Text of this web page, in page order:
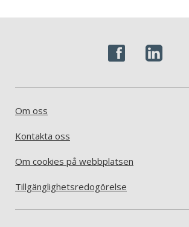
Om oss
Kontakta oss
Om cookies på webbplatsen
Tillgänglighetsredogörelse